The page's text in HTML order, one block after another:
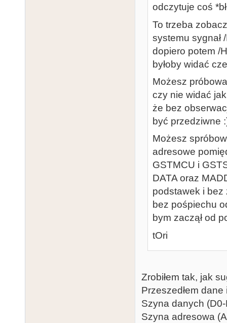
odczytuje coś
To trzeba
systemu sygnał
dopiero potem /
byłoby widać
Możesz
czy nie widać
że bez
być przedziwne
Możesz
adresowe
GSTMCU i
DATA oraz
podstawek i bez
bez pośpiechu
bym zaczął od
tOri
Zrobiłem tak, jak
Przeszedłem
Szyna danych
Szyna adresowa